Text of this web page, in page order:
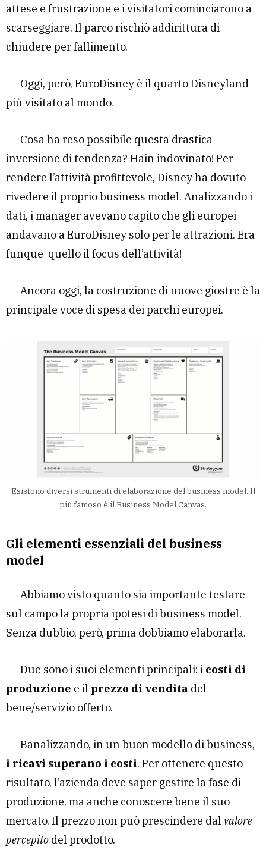
attese e frustrazione e i visitatori cominciarono a
scarseggiare. Il parco rischiò addirittura di
chiudere per fallimento.
Oggi, però, EuroDisney è il quarto Disneyland
più visitato al mondo.
Cosa ha reso possibile questa drastica
inversione di tendenza? Hain indovinato! Per
rendere l’attività profittevole, Disney ha dovuto
rivedere il proprio business model. Analizzando i
dati, i manager avevano capito che gli europei
andavano a EuroDisney solo per le attrazioni. Era
funque quello il focus dell’attività!
Ancora oggi, la costruzione di nuove giostre è la
principale voce di spesa dei parchi europei.
Esistono diversi strumenti di elaborazione del business model. Il
più famoso è il Business Model Canvas.
Gli elementi essenziali del business
model
Abbiamo visto quanto sia importante testare
sul campo la propria ipotesi di business model.
Senza dubbio, però, prima dobbiamo elaborarla.
Due sono i suoi elementi principali: i costi di
produzione e il prezzo di vendita del
bene/servizio offerto.
Banalizzando, in un buon modello di business,
i ricavi superano i costi. Per ottenere questo
risultato, l’azienda deve saper gestire la fase di
produzione, ma anche conoscere bene il suo
mercato. Il prezzo non può prescindere dal valore
percepito del prodotto.